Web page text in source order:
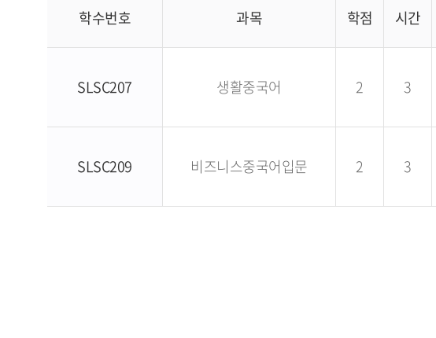
학수번호 과목 학점 시간
SLSC207 생활중국어 2 3
SLSC209 비즈니스중국어입문 2 3